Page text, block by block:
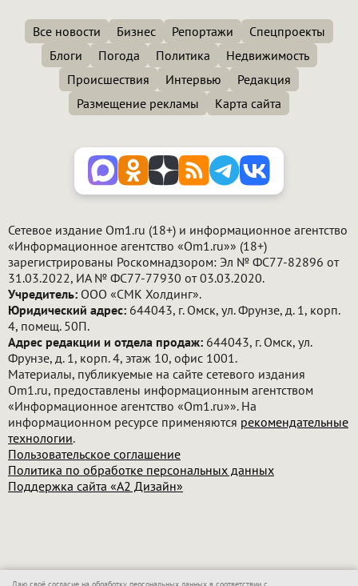
Все новости Бизнес Репортажи
Спецпроекты
Блоги
Погода Политика
Недвижимость
Происшествия
Интервью
Редакция
Размещение рекламы
Карта сайта
Сетевое издание Om1.ru (18+) и информационное агентство
«Информационное агентство «Om1.ru»» (18+)
зарегистрированы Роскомнадзором: Эл № ФС77-82896 от
31.03.2022, ИА № ФС77-77930 от 03.03.2020.
Учредитель: ООО «СМК Холдинг».
Юридический адрес: 644043, г. Омск, ул. Фрунзе, д. 1, корп.
4, помещ. 50П.
Адрес редакции и отдела продаж: 644043, г. Омск, ул.
Фрунзе, д. 1, корп. 4, этаж 10, офис 1001.
Материалы, публикуемые на сайте сетевого издания
Om1.ru, предоставлены информационным агентством
«Информационное агентство «Om1.ru»». На
информационном ресурсе применяются рекомендательные
технологии.
Пользовательское соглашение
Политика по обработке персональных данных
Поддержка сайта «А2 Дизайн»